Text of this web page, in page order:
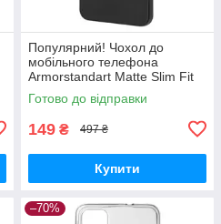
Популярний! Чохол до
мобільного телефона
Armorstandart Matte Slim Fit
Honor X8a Camera cover
Black (ARM69397) - Краща
Готово до відправки
149 ₴ 497 ₴
Купити
–70%